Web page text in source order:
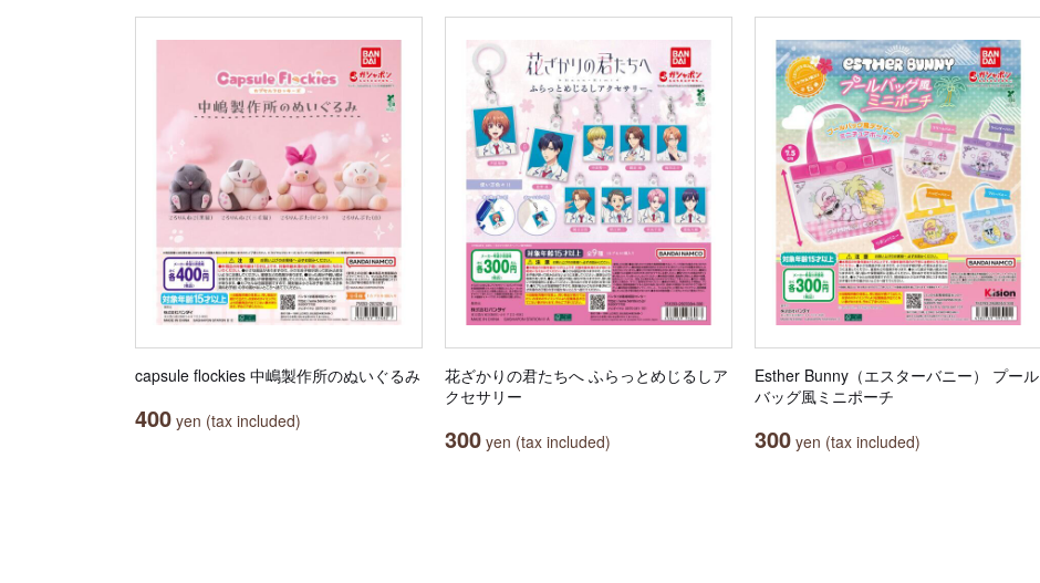
capsule flockies 中嶋製作所のぬいぐるみ
400 yen (tax included)
花ざかりの君たちへ ふらっとめじるしア
クセサリー
300 yen (tax included)
Esther Bunny（エスターバニー） プール
バッグ風ミニポーチ
300 yen (tax included)